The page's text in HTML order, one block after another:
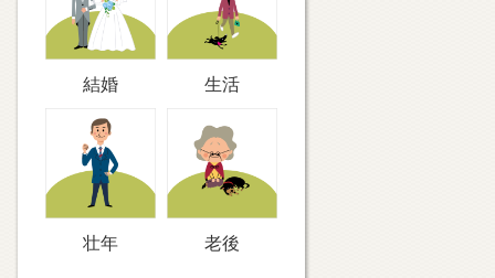
結婚 生活
壮年 老後